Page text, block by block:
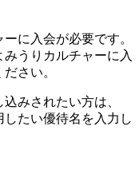
に入会が必要です。
うりカルチャーに入
さい。
みされたい方は、
したい優待名を入力し